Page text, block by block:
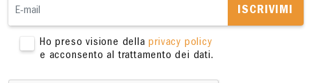
ISCRIVIMI
Ho preso visione dellaprivacy policy
e acconsento al trattamento dei dati.